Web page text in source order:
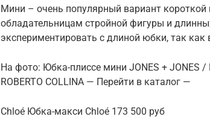
Мини – очень популярный вариант
обладательницам стройной фигуры и
экспериментировать с длиной юбки, так как
На фото: Юбка-плиссе мини JONES + JONES
ROBERTO COLLINA — Перейти в каталог —
Chloé Юбка-макси Chloé 173 500 руб